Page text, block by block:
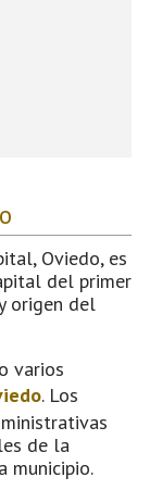
Oviedo, es
del primer
origen del
varios
. Los
de la
municipio.